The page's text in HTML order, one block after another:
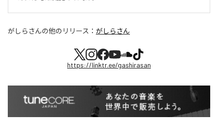
がしらさんの他のリリース： がしらさん
https://linktr.ee/gashirasan